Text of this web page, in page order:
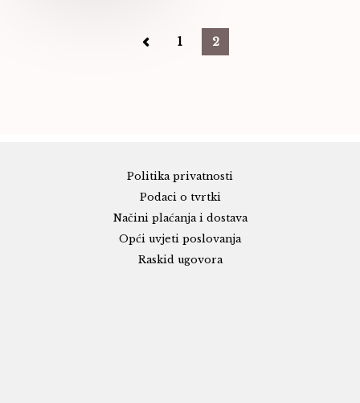
1 2
Politika privatnosti
Podaci o tvrtki
Načini plaćanja i dostava
Opći uvjeti poslovanja
Raskid ugovora